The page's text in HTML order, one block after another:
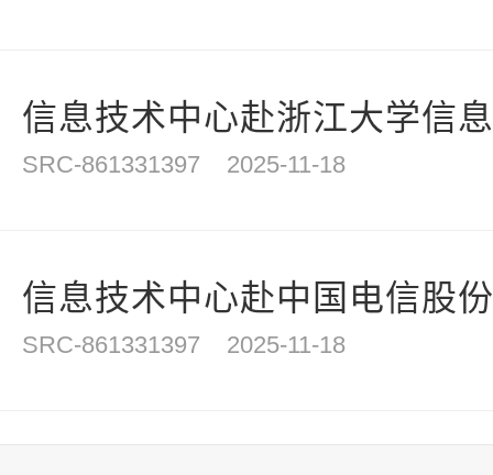
信息技术中心赴浙江大学信
SRC-861331397 2025-11-18
信息技术中心赴中国电信股
SRC-861331397 2025-11-18